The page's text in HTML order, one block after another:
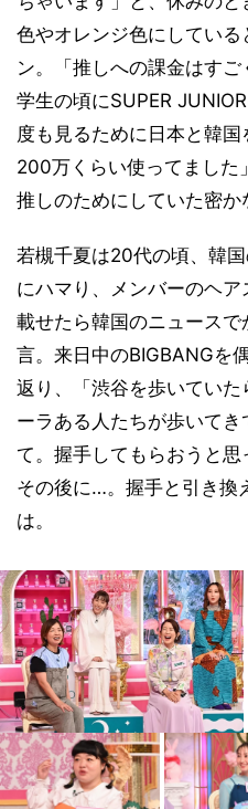
色やオレンジ色にしてい
ン。「推しへの課金はす
学生の頃にSUPER
度も見るために日本と韓
200万くらい使ってました
推しのためにしていた密か
若槻千夏は20代の頃、韓
にハマり、メンバーのヘ
載せたら韓国のニュース
言。来日中のBIGBANGを
返り、「渋谷を歩いてい
ーラある人たちが歩いて
て。握手してもらおうと
その後に…。握手と引き換
は。